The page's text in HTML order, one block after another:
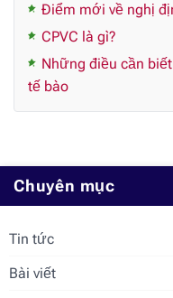
Điểm mới về nghị
CPVC là gì?
Những điều cần
tế bào
Chuyên mục
Tin tức
Bài viết